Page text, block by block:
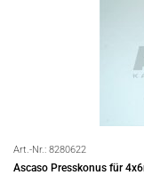
Art.-Nr.: 8280622
Ascaso Presskonus für